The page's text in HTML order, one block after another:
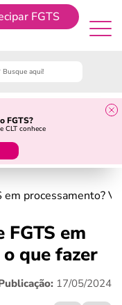
FGTS
FGTS?
CLT conhece
em processamento?
FGTS em
que fazer
17/05/2024